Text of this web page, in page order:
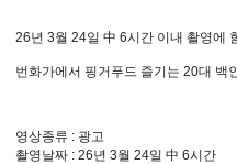
26년 3월 24일 中 6시간 이내 촬영에
번화가에서 핑거푸드 즐기는 20대 백
영상종류 : 광고
촬영날짜 : 26년 3월 24일 中 6시간